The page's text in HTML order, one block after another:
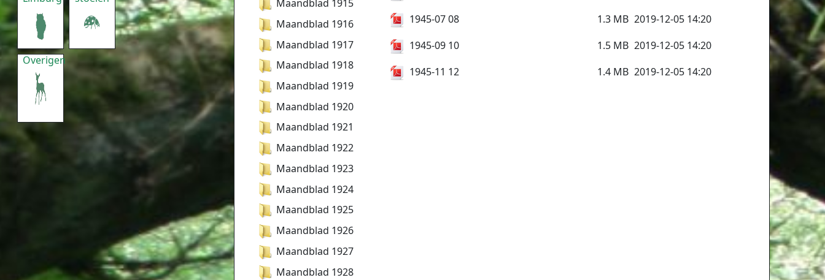
Overigen
Maandblad 1915
Maandblad 1916
Maandblad 1917
Maandblad 1918
Maandblad 1919
Maandblad 1920
Maandblad 1921
Maandblad 1922
Maandblad 1923
Maandblad 1924
Maandblad 1925
Maandblad 1926
Maandblad 1927
Maandblad 1928
1945-07 08
1.3 MB 2019-12-05 14:20
1945-09 10
1.5 MB 2019-12-05 14:20
1945-11 12
1.4 MB 2019-12-05 14:20